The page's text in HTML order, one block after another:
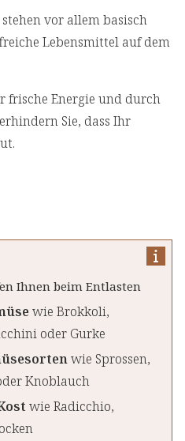
vor allem basisch
Lebensmittel auf dem
frische Energie und durch
Sie, dass Ihr
Ihnen beim Entlasten
wie Brokkoli,
oder Gurke
wie Sprossen,
Knoblauch
wie Radicchio,